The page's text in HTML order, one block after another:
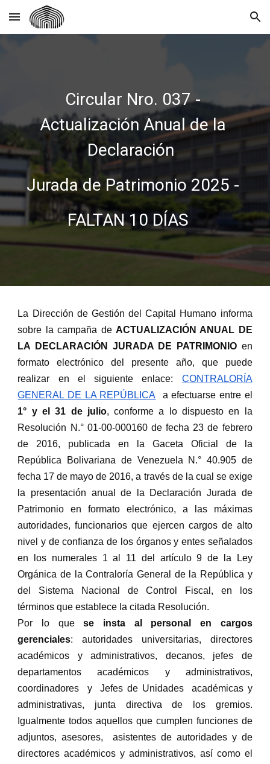
Skip to main content Skip to navigation
Circular Nro. 037 -
Actualización Anual de la
Declaración
Jurada de Patrimonio 2025 -
FALTAN 10 DÍAS
La Dirección de Gestión del Capital Humano informa
sobre la campaña de ACTUALIZACIÓN ANUAL DE
LA DECLARACIÓN JURADA DE PATRIMONIOen
formato electrónico del presente año, que puede
realizar en el siguiente enlace: CONTRALORÍA
GENERAL DE LA REPÚBLICA a efectuarse entre el
1° y el 31 de julio, conforme a lo dispuesto en la
Resolución N.° 01-00-000160 de fecha 23 de febrero
de 2016, publicada en la Gaceta Oficial de la
República Bolivariana de Venezuela N.° 40.905 de
fecha 17 de mayo de 2016, a través de la cual se exige
la presentación anual de la Declaración Jurada de
Patrimonio en formato electrónico, a las máximas
autoridades, funcionarios que ejercen cargos de alto
nivel y de confianza de los órganos y entes señalados
en los numerales 1 al 11 del artículo 9 de la Ley
Orgánica de la Contraloría General de la República y
del Sistema Nacional de Control Fiscal, en los
términos que establece la citada Resolución.
Por lo quese insta al personal en cargos
gerenciales: autoridades universitarias, directores
académicos y administrativos, decanos, jefes de
departamentos académicos y administrativos,
coordinadores y Jefes de Unidades académicas y
administrativas, junta directiva de los gremios.
Igualmente todos aquellos que cumplen funciones de
adjuntos, asesores, asistentes de autoridades y de
directores académicos y administrativos, así como el